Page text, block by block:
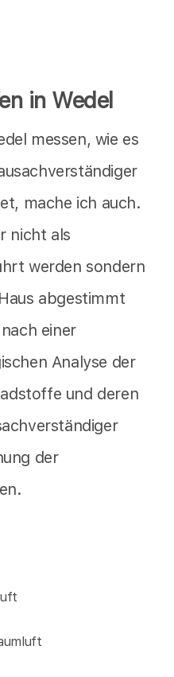
in Wedel
messen, wie es
mache ich auch.
nicht als
werden sondern
abgestimmt
einer
Analyse der
und deren
der